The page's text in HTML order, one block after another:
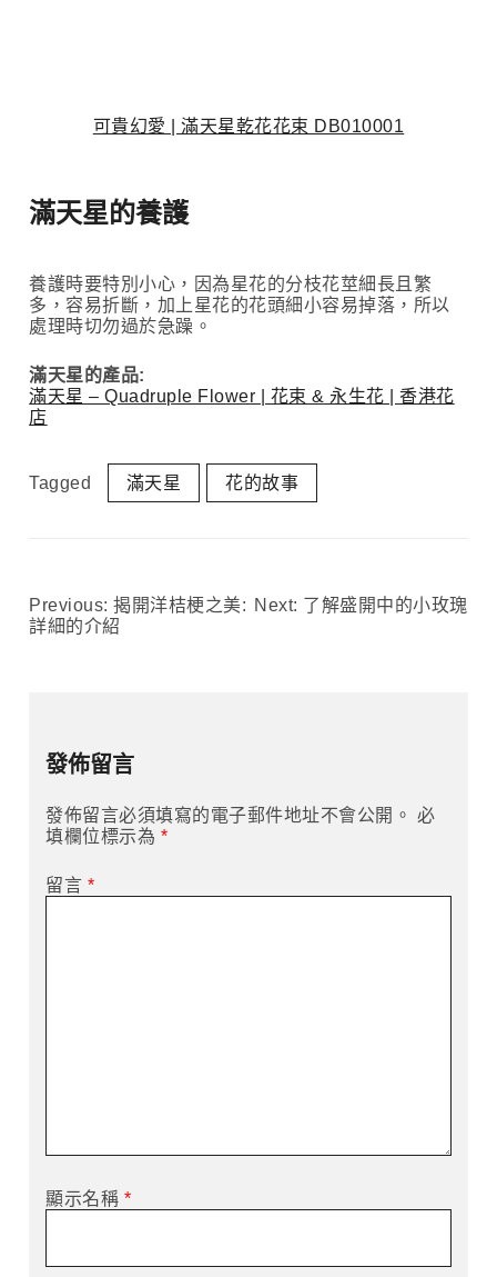
可貴幻愛 | 滿天星乾花花束 DB010001
滿天星的養護
養護時要特別小心，因為星花的分枝花莖細長且繁
多，容易折斷，加上星花的花頭細小容易掉落，所以
處理時切勿過於急躁。
滿天星的產品:
滿天星 – Quadruple Flower | 花束 & 永生花 | 香港花
店
Tagged 滿天星 花的故事
文
覽
Previous: 揭開洋桔梗之美:
詳細的介紹
Next: 了解盛開中的小玫瑰
發佈留言
發佈留言必須填寫的電子郵件地址不會公開。 必
填欄位標示為 *
留言 *
顯示名稱 *